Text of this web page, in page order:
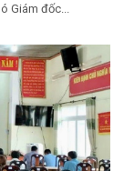
Giám đốc...